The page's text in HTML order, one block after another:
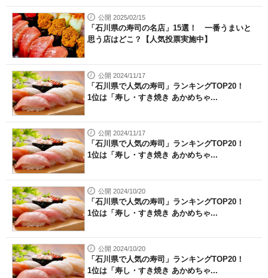
公開 2025/02/15
「石川県の寿司の名店」15選！ 一番うまいと
思う店はどこ？【人気投票実施中】
公開 2024/11/17
「石川県で人気の寿司」ランキングTOP20！
1位は「寿し・すき焼き あかめちゃ...
公開 2024/11/17
「石川県で人気の寿司」ランキングTOP20！
1位は「寿し・すき焼き あかめちゃ...
公開 2024/10/20
「石川県で人気の寿司」ランキングTOP20！
1位は「寿し・すき焼き あかめちゃ...
公開 2024/10/20
「石川県で人気の寿司」ランキングTOP20！
1位は「寿し・すき焼き あかめちゃ...